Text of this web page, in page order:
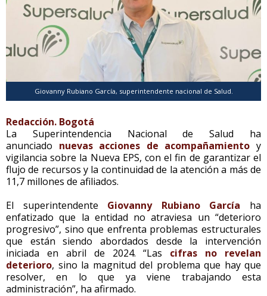
Giovanny Rubiano García, superintendente nacional de Salud.
Redacción. Bogotá
La Superintendencia Nacional de Salud ha
anunciado nuevas acciones de acompañamiento y
vigilancia sobre la Nueva EPS, con el fin de garantizar el
flujo de recursos y la continuidad de la atención a más de
11,7 millones de afiliados.
El superintendente Giovanny Rubiano García ha
enfatizado que la entidad no atraviesa un “deterioro
progresivo”, sino que enfrenta problemas estructurales
que están siendo abordados desde la intervención
iniciada en abril de 2024. “Las cifras no revelan
deterioro, sino la magnitud del problema que hay que
resolver, en lo que ya viene trabajando esta
administración”, ha afirmado.